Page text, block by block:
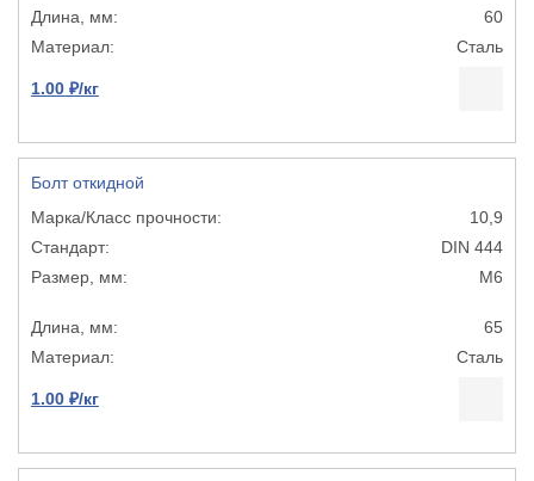
60
Сталь
1.00 ₽/кг
Болт откидной
10,9
DIN 444
М6
65
Сталь
1.00 ₽/кг